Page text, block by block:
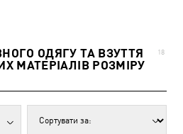
ОДЯГУ ТА ВЗУТТЯ
МАТЕРІАЛІВ РОЗМІРУ
18